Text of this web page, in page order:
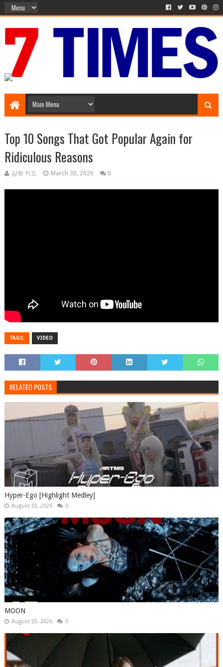
Top 10 Songs That Got Popular Again for
Ridiculous Reasons
삼희 치도 March 30, 2026 0
TAGS: VIDEO
RELATED POSTS
Hyper-Ego [Highlight Medley]
August 03, 2026 0
MOON
August 03, 2026 0